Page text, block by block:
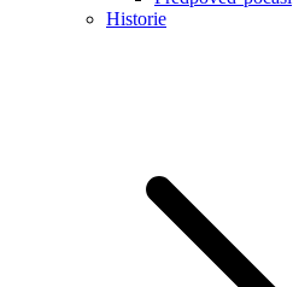
Historie